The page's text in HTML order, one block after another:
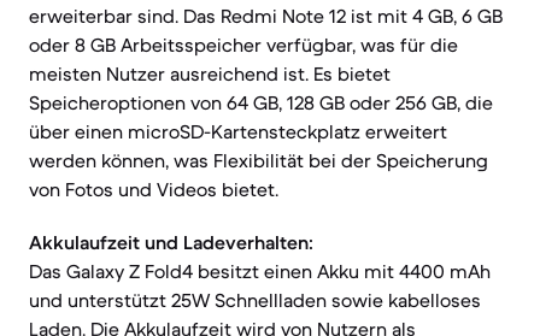
erweiterbar sind. Das Redmi Note 12 ist mit 4 GB, 6 GB
oder 8 GB Arbeitsspeicher verfügbar, was für die
meisten Nutzer ausreichend ist. Es bietet
Speicheroptionen von 64 GB, 128 GB oder 256 GB, die
über einen microSD-Kartensteckplatz erweitert
werden können, was Flexibilität bei der Speicherung
von Fotos und Videos bietet.
Akkulaufzeit und Ladeverhalten:
Das Galaxy Z Fold4 besitzt einen Akku mit 4400 mAh
und unterstützt 25W Schnellladen sowie kabelloses
Laden. Die Akkulaufzeit wird von Nutzern als